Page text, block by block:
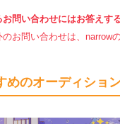
問い合わせにはお答えす
お問い合わせは、narrow
めのオーディショ